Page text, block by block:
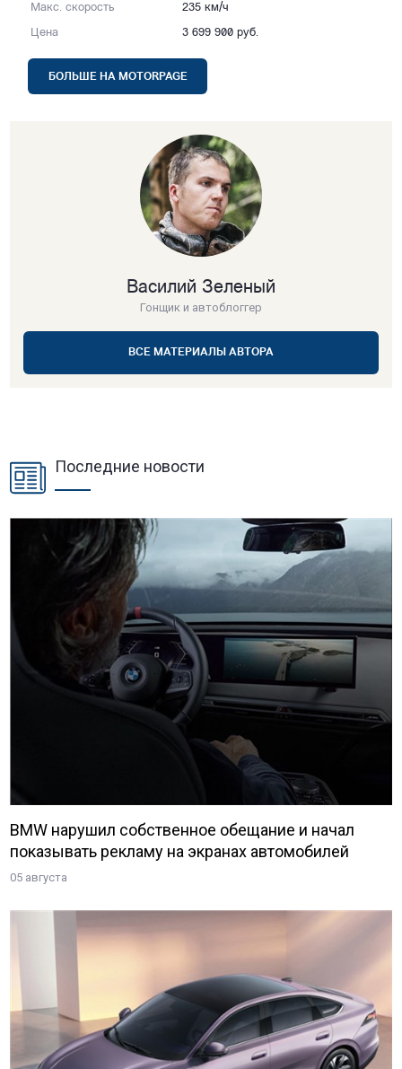
Макс. скорость 235 км/ч
Цена 3 699 900 руб.
БОЛЬШЕ НА MOTORPAGE
Василий Зеленый
Гонщик и автоблоггер
ВСЕ МАТЕРИАЛЫ АВТОРА
Последние новости
BMW нарушил собственное обещание и начал
показывать рекламу на экранах автомобилей
05 августа